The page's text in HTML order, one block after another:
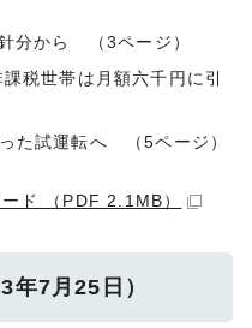
分から （3ページ）
税世帯は月額六千円に引
た試運転へ （5ページ）
ド （PDF 2.1MB）
年7月25日）